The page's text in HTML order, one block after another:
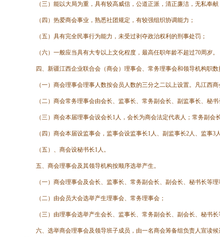
（三）能以大局为重，具有较高威信，公道正派，清正廉洁，无私奉献
（四）热爱商会事业，熟悉社团规定，有较强组织协调能力；
（五）具有完全民事行为能力，未受过剥夺政治权利的刑事处罚；
（六）一般应当具有大专以上文化程度，最高任职年龄不超过70周岁。
四、新疆江西企业联合会（商会）理事会、常务理事会和领导机构职数
（一）商会理事会理事人数按会员人数的三分之二以上设置。凡江西商
（二）商会常务理事会由会长、监事长、常务副会长、副监事长、秘书
（三）商会本届理事会设会长1人，会长为商会法定代表人；常务副会
（四）商会本届设监事会，监事会设监事长1人、副监事长2人、监事3
（五）、商会设秘书长1人。
五、商会理事会及其领导机构按顺序选举产生。
（一）商会理事会及会长、监事长、常务副会长、副会长、秘书长等理
（二）由会员大会选举产生理事会、常务理事会；
（三）由理事会选举产生会长、监事长、常务副会长、副会长、秘书长
六、选举商会理事会及领导班子成员，由一名商会筹备组负责人宣读候